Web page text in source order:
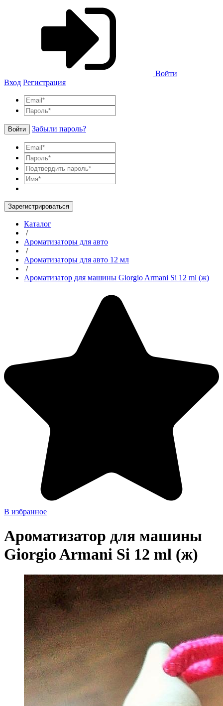
Войти
Вход Регистрация
Войти Забыли пароль?
Зарегистрироваться
Каталог
/
Ароматизаторы для авто
/
Ароматизаторы для авто 12 мл
/
Ароматизатор для машины Giorgio Armani Si 12 ml (ж)
В избранное
Ароматизатор для машины
Giorgio Armani Si 12 ml (ж)